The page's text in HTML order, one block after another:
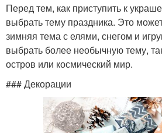
Перед тем, как приступить к
выбрать тему праздника. Это
зимняя тема с елями, снегом и
выбрать более необычную тему,
остров или космический мир.
### Декорации